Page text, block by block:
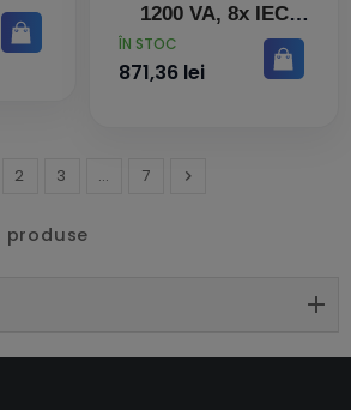
1200 VA, 8x IEC
C13, ecran LCD
PRET
ÎN STOC
871,36 lei
2 3 … 7 Inainte

produse